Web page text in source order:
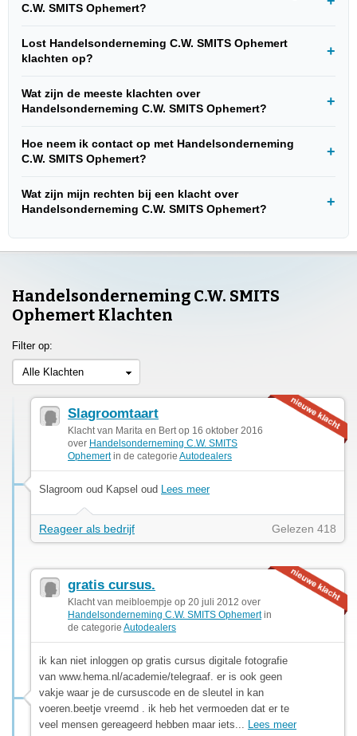
C.W. SMITS Ophemert?
Lost Handelsonderneming C.W. SMITS Ophemert
klachten op?
Wat zijn de meeste klachten over
Handelsonderneming C.W. SMITS Ophemert?
Hoe neem ik contact op met Handelsonderneming
C.W. SMITS Ophemert?
Wat zijn mijn rechten bij een klacht over
Handelsonderneming C.W. SMITS Ophemert?
Handelsonderneming C.W. SMITS
Ophemert Klachten
Filter op:
Alle Klachten
Slagroomtaart
Klacht van Marita en Bert op 16 oktober 2016
over Handelsonderneming C.W. SMITS
Ophemertin de categorie Autodealers
Slagroom oud Kapsel oud Lees meer
Reageer als bedrijf Gelezen 418
gratis cursus.
Klacht van meibloempje op 20 juli 2012 over
Handelsonderneming C.W. SMITS Ophemertin
de categorie Autodealers
ik kan niet inloggen op gratis cursus digitale fotografie
van www.hema.nl/academie/telegraaf. er is ook geen
vakje waar je de cursuscode en de sleutel in kan
voeren.beetje vreemd . ik heb het vermoeden dat er te
veel mensen gereageerd hebben maar iets... Lees meer